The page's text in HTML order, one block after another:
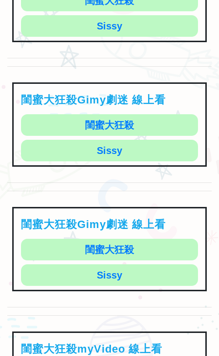
Sissy
閨蜜大狂殺Gimy劇迷 線上看
閨蜜大狂殺
Sissy
閨蜜大狂殺Gimy劇迷 線上看
閨蜜大狂殺
Sissy
閨蜜大狂殺myVideo 線上看